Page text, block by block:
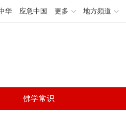
华 应急中国 更多 地方频道
佛学常识